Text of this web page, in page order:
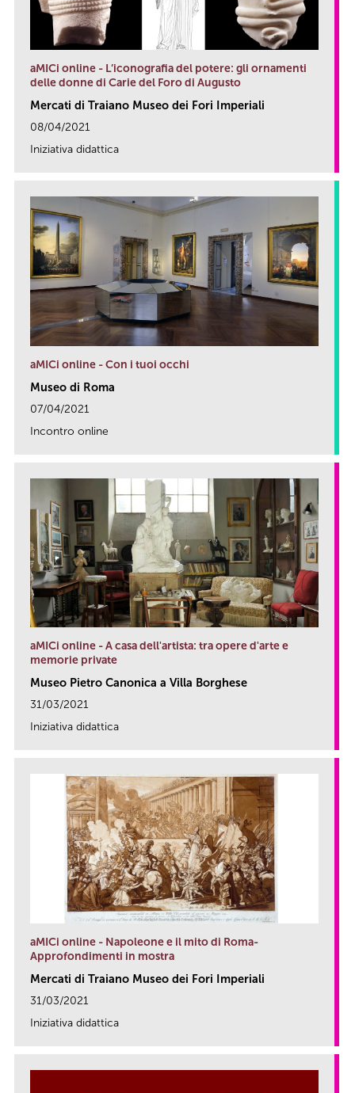
aMICi online - L’iconografia del potere: gli ornamenti
delle donne di Carie del Foro di Augusto
Mercati di Traiano Museo dei Fori Imperiali
08/04/2021
Iniziativa didattica
aMICi online - Con i tuoi occhi
Museo di Roma
07/04/2021
Incontro online
aMICi online - A casa dell'artista: tra opere d'arte e
memorie private
Museo Pietro Canonica a Villa Borghese
31/03/2021
Iniziativa didattica
aMICi online - Napoleone e il mito di Roma-
Approfondimenti in mostra
Mercati di Traiano Museo dei Fori Imperiali
31/03/2021
Iniziativa didattica